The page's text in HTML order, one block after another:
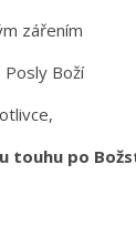
zářením
Posly Boží
touhu po